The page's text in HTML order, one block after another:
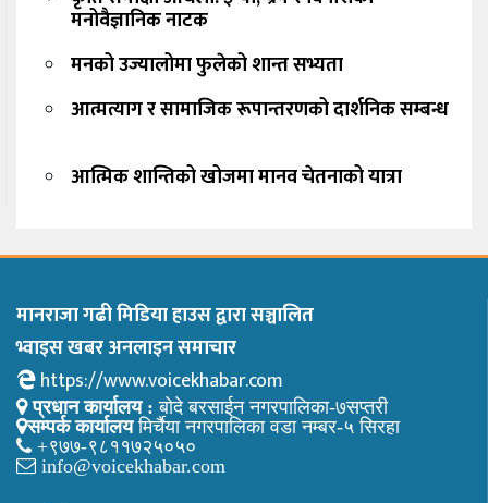
मनोवैज्ञानिक नाटक
मनको उज्यालोमा फुलेको शान्त सभ्यता
आत्मत्याग र सामाजिक रूपान्तरणको दार्शनिक सम्बन्ध
आत्मिक शान्तिको खोजमा मानव चेतनाको यात्रा
मानराजा गढी मिडिया हाउस द्वारा सञ्चालित
भ्वाइस खबर अनलाइन समाचार
https://www.voicekhabar.com
प्रधान कार्यालय : बोदे बरसाईन नगरपालिका-७सप्तरी
सम्पर्क कार्यालयमिर्चैया नगरपालिका वडा नम्बर-५ सिरहा
+९७७-९८११७२५०५०
info@voicekhabar.com